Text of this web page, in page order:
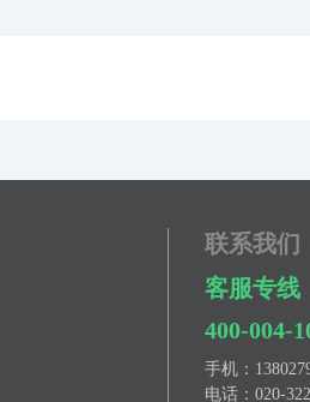
联系我们
客服专线
400-004-
手机：
电话： 020-